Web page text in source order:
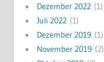
Dezember 2022(1)
Juli 2022(1)
Dezember 2019 (1)
November 2019 (2)